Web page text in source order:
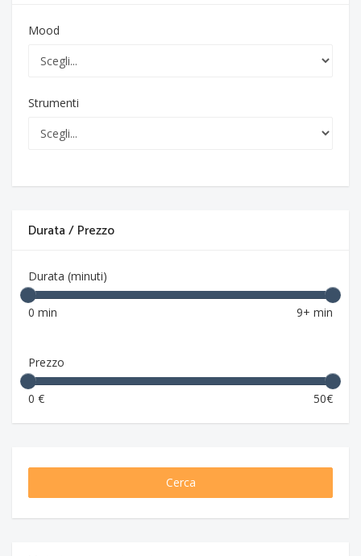
Mood
Strumenti
Durata / Prezzo
Durata (minuti)
0 min 9+ min
Prezzo
0 € 50€
Cerca